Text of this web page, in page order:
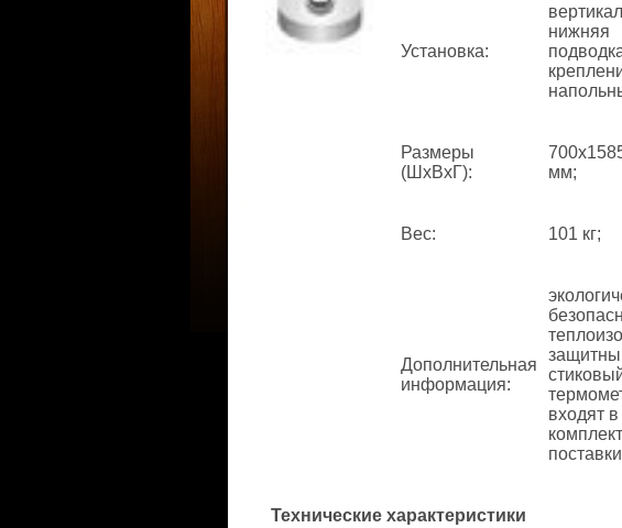
Установка:
нижняя
Размеры
(ШхВхГ):
мм;
Вес: 101 кг;
Дополнительная
информация:
входят в
комплект
Технические характеристики